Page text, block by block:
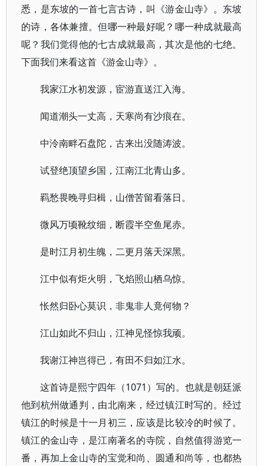
悉，是东坡的一首七言古诗，叫《游金山寺》。东坡
的诗，各体兼擅。但哪一种最好呢？哪一种成就最高
呢？我们觉得他的七古成就最高，其次是他的七绝。
下面我们来看这首《游金山寺》。
我家江水初发源，宦游直送江入海。
闻道潮头一丈高，天寒尚有沙痕在。
中泠南畔石盘陀，古来出没随涛波。
试登绝顶望乡国，江南江北青山多。
羁愁畏晚寻归楫，山僧苦留看落日。
微风万顷靴纹细，断霞半空鱼尾赤。
是时江月初生魄，二更月落天深黑。
江中似有炬火明，飞焰照山栖乌惊。
怅然归卧心莫识，非鬼非人竟何物？
江山如此不归山，江神见怪惊我顽。
我谢江神岂得已，有田不归如江水。
这首诗是熙宁四年（1071）写的。也就是朝廷派
他到杭州做通判，由北南来，经过镇江时写的。经过
镇江的时候是十一月初三，应该是比较冷的时候了。
镇江的金山寺，是江南著名的寺院，自然值得游览一
番，再加上金山寺的宝觉和尚、圆通和尚等，也都热